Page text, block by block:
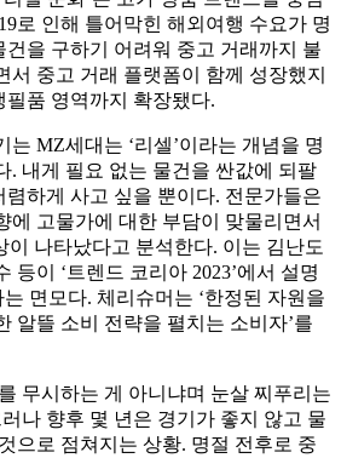
로 인해 틀어막힌 해외여행 수요가 명
건을 구하기 어려워 중고 거래까지 불
서 중고 거래 플랫폼이 함께 성장했지
필품 영역까지 확장됐다.
는 MZ세대는 ‘리셀’이라는 개념을 명
. 내게 필요 없는 물건을 싼값에 되팔
렴하게 사고 싶을 뿐이다. 전문가들은
에 고물가에 대한 부담이 맞물리면서
이 나타났다고 분석한다. 이는 김난도
등이 ‘트렌드 코리아 2023’에서 설명
는 면모다. 체리슈머는 ‘한정된 자원을
알뜰 소비 전략을 펼치는 소비자’를
무시하는 게 아니냐며 눈살 찌푸리는
나 향후 몇 년은 경기가 좋지 않고 물
으로 점쳐지는 상황. 명절 전후로 중